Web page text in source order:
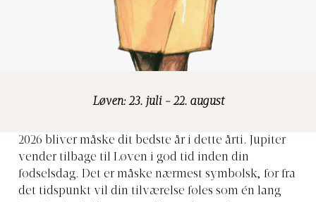
Løven: 23. juli - 22. august
2026 bliver måske dit bedste år i dette årti. Jupiter
vender tilbage til Løven i god tid inden din
fødselsdag. Det er måske nærmest symbolsk, for fra
det tidspunkt vil din tilværelse føles som én lang